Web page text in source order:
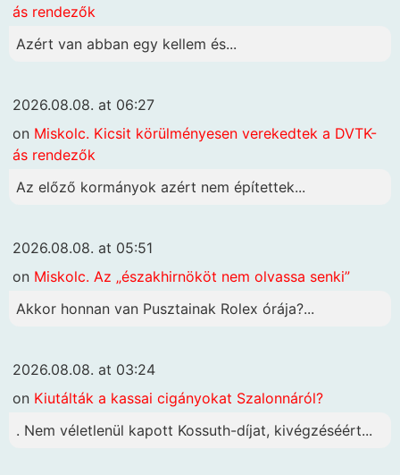
ás rendezők
Azért van abban egy kellem és...
2026.08.08. at 06:27
on Miskolc. Kicsit körülményesen verekedtek a DVTK-
ás rendezők
Az előző kormányok azért nem építettek...
2026.08.08. at 05:51
on Miskolc. Az „északhirnököt nem olvassa senki”
Akkor honnan van Pusztainak Rolex órája?...
2026.08.08. at 03:24
on Kiutálták a kassai cigányokat Szalonnáról?
. Nem véletlenül kapott Kossuth-díjat, kivégzéséért...